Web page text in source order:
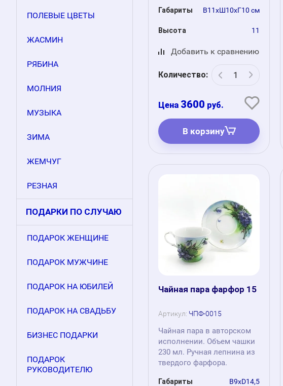
ПОЛЕВЫЕ ЦВЕТЫ
ЖАСМИН
РЯБИНА
МОЛНИЯ
МУЗЫКА
ЗИМА
ЖЕМЧУГ
РЕЗНАЯ
ПОДАРКИ ПО СЛУЧАЮ
ПОДАРОК ЖЕНЩИНЕ
ПОДАРОК МУЖЧИНЕ
ПОДАРОК НА ЮБИЛЕЙ
ПОДАРОК НА СВАДЬБУ
БИЗНЕС ПОДАРКИ
ПОДАРОК
РУКОВОДИТЕЛЮ
Габариты В11хШ10хГ10 см
Высота 11
Добавить к сравнению
Количество:
3600 руб.
В корзину
Чайная пара фарфор 15
Артикул: ЧПФ-0015
Чайная пара в авторском
исполнении. Объем чашки
230 мл. Ручная лепнина из
твердого фарфора.
Габариты В9хD14,5